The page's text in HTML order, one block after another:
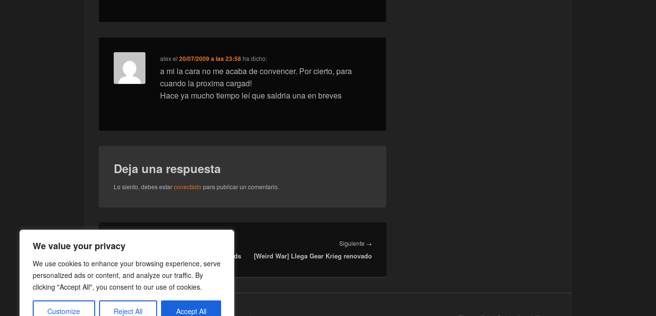
We value your privacy
We use cookies to enhance your browsing experience, serve
personalized ads or content, and analyze our traffic. By
clicking "Accept All", you consent to our use of cookies.
Customize Reject All Accept All
alexel20/07/2009 a las 23:58ha dicho:
a mi la cara no me acaba de convencer. Por cierto, para
cuando la proxima cargad!
Hace ya mucho tiempo leí que saldria una en breves
Deja una respuesta
Lo siento, debes estarconectado para publicar un comentario.
Navegación
de
entradas
←Anterior
[Novedades] Song of the Splintered Lands
Siguiente →
siguiente:
[Weird War] Llega Gear Krieg renovado